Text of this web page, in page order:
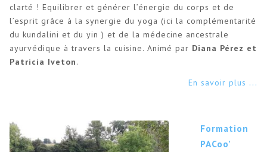
clarté ! Equilibrer et générer l’énergie du corps et de
l’esprit grâce à la synergie du yoga (ici la complémentarité
du kundalini et du yin ) et de la médecine ancestrale
ayurvédique à travers la cuisine. Animé par Diana Pérez et
Patricia Iveton.
En savoir plus ...
Formation
PACoo’